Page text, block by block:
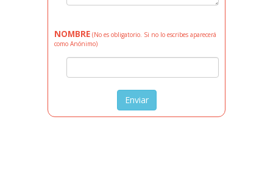
NOMBRE (No es obligatorio. Si no lo escribes aparecerá
como Anónimo)
Enviar